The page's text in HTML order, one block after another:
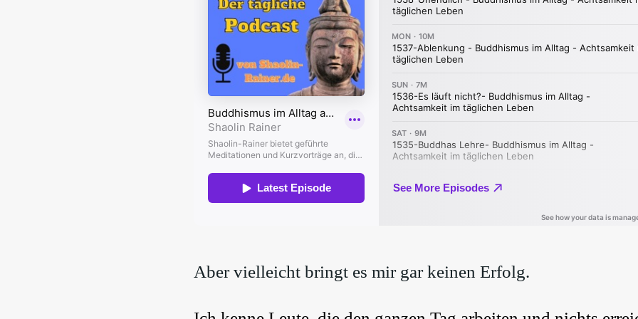
Aber vielleicht bringt es mir gar keinen Erfolg.